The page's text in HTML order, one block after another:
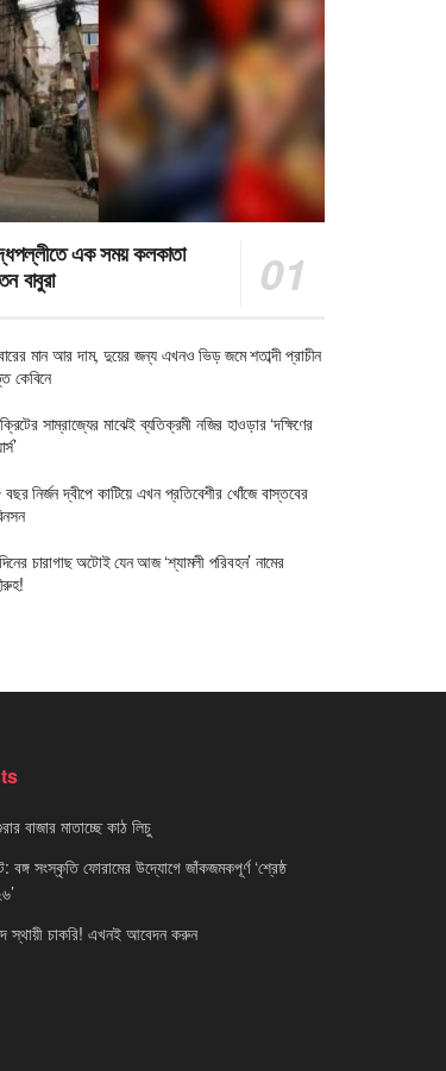
এক সময় কলকাতা
বাবুরা
মান আর দাম, দুয়ের জন্য এখনও ভিড় জমে শতাব্দী প্রাচীন
কেবিনে
সাম্রাজ্যের মাঝেই ব্যতিক্রমী নজির হাওড়ার ‘দক্ষিণের
নির্জন দ্বীপে কাটিয়ে এখন প্রতিবেশীর খোঁজে বাস্তবের
চারাগাছ অটোই যেন আজ ‘শ্যামলী পরিবহন’ নামের
বাজার মাতাচ্ছে কাঠ লিচু
বঙ্গ সংস্কৃতি ফোরামের উদ্যোগে জাঁকজমকপূর্ণ ‘শ্রেষ্ঠ
স্থায়ী চাকরি! এখনই আবেদন করুন